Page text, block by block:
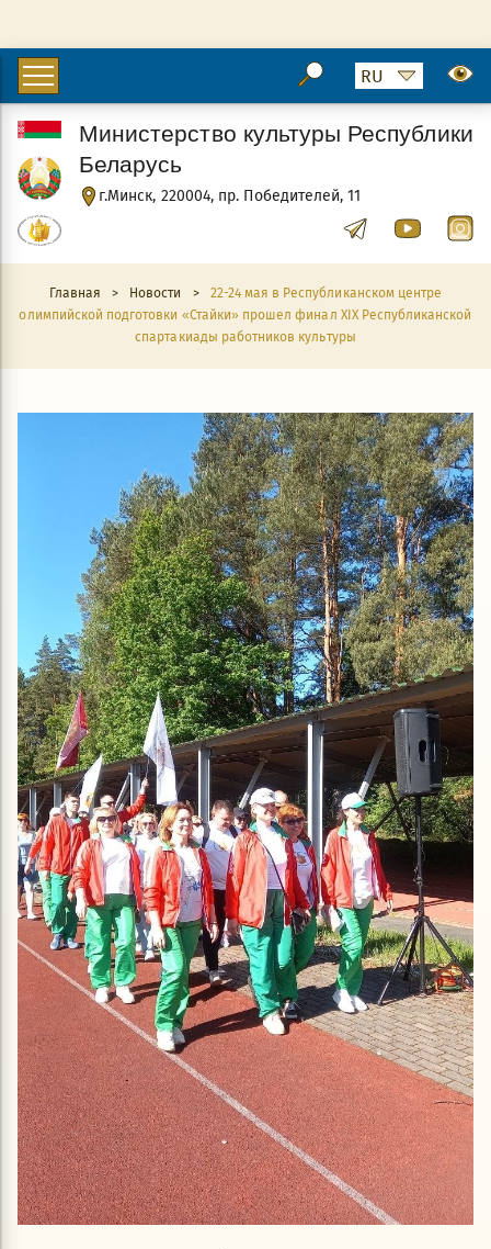
г.Минск, 220004, пр. Победителей, 11
Министерство культуры Республики
Беларусь
Главная > Новости >
22-24 мая в Республиканском центре
олимпийской подготовки «Стайки» прошел финал ХIХ Республиканской
спартакиады работников культуры